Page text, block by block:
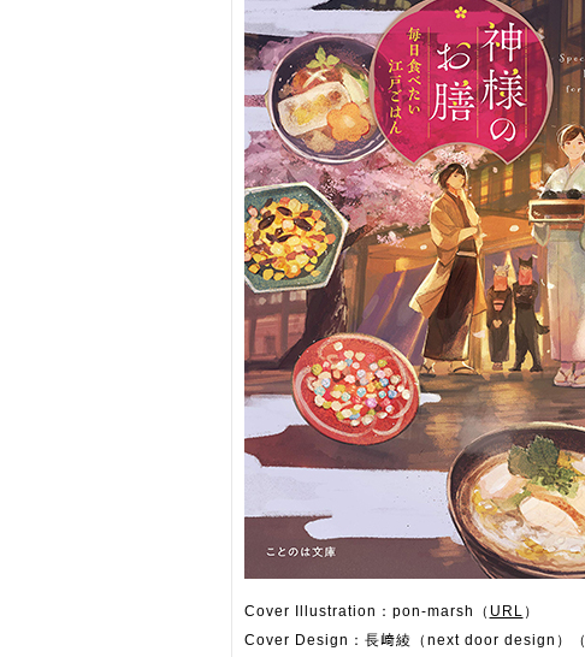
Cover Illustration：pon-marsh（ URL ）
Cover Design：長﨑綾（next door design）（